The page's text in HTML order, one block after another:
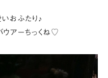
いおふたり♪
ウアーちっくね♡